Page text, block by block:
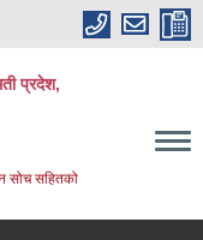
प्रदेश,
सोच सहितको